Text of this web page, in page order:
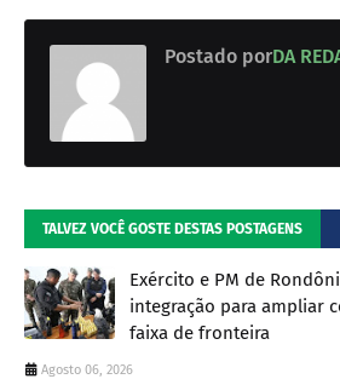
Postado porDA
TALVEZ VOCÊ GOSTE DESTAS POSTAGENS
Exército e PM de
integração para ampliar
faixa de fronteira
Agosto 06, 2026